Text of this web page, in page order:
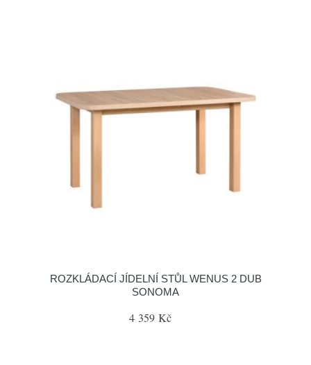
ROZKLÁDACÍ JÍDELNÍ STŮL WENUS 2 DUB
SONOMA
4 359 Kč